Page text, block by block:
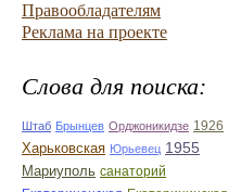
Правообладателям
Реклама на проекте
Слова для поиска:
Штаб Брынцев Орджоникидзе 1926
Харьковская Юрьевец 1955
Мариуполь санаторий